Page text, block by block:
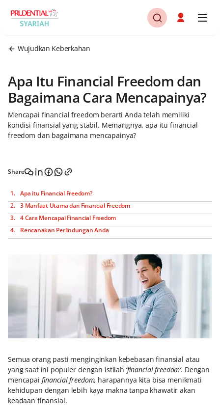
Wujudkan Keberkahan
Apa Itu Financial Freedom dan
Bagaimana Cara Mencapainya?
Mencapai financial freedom berarti Anda telah memiliki
kondisi finansial yang stabil. Memangnya, apa itu financial
freedom dan bagaimana mencapainya?
Share
Apa itu Financial Freedom?
3 Manfaat Utama dari Financial Freedom
4 Cara Mencapai Financial Freedom
Rencanakan Perlindungan Anda
Semua orang pasti menginginkan kebebasan finansial atau
yang saat ini populer dengan istilah ‘financial freedom’. Dengan
mencapai financial freedom, harapannya kita bisa menikmati
kehidupan dengan lebih kaya makna tanpa khawatir akan
keadaan finansial.